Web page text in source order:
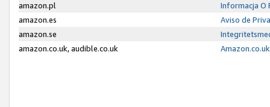
amazon.pl
Informacja O
amazon.es
Aviso de
amazon.se
amazon.co.uk, audible.co.uk